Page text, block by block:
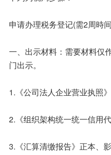
申请办理税务登记(需2周時
一、出示材料：需要材料仅
门出示。
1.《公司法人企业营业执照
2.《组织架构统一统一信用
3.《汇算清缴报告》正本、